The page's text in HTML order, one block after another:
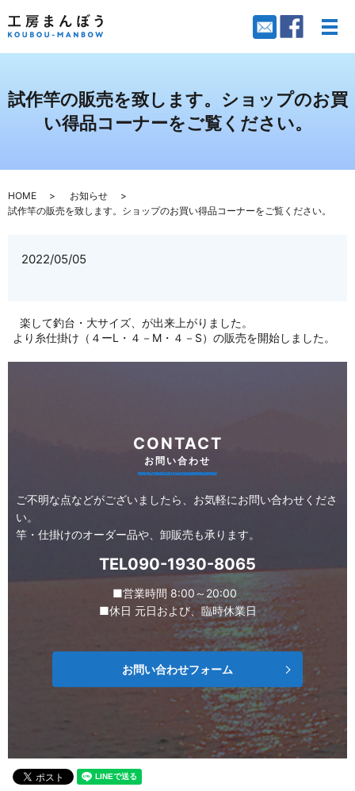
メ
試作竿の販売を致します。ショップのお買
い得品コーナーをご覧ください。
HOME
お知らせ
試作竿の販売を致します。ショップのお買い得品コーナーをご覧ください。
2022/05/05
楽して釣台・大サイズ、が出来上がりました。
より糸仕掛け（４ーL・４－M・４－S）の販売を開始しました。
CONTACT
お問い合わせ
ご不明な点などがございましたら、お気軽にお問い合わせくださ
い。
竿・仕掛けのオーダー品や、卸販売も承ります。
TEL090-1930-8065
■営業時間 8:00～20:00
■休日 元日および、臨時休業日
お問い合わせフォーム